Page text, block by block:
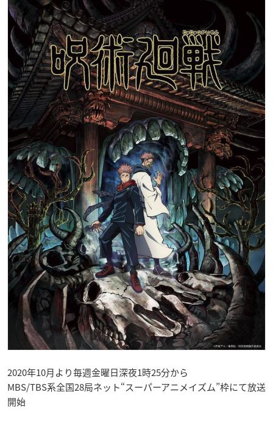
2020年10月より毎週金曜日深夜1時25分から
MBS/TBS系全国28局ネット“スーパーアニメイズム”枠にて放送
開始